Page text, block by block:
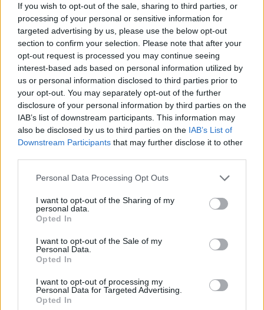
If you wish to opt-out of the sale, sharing to third parties, or
processing of your personal or sensitive information for
targeted advertising by us, please use the below opt-out
section to confirm your selection. Please note that after your
opt-out request is processed you may continue seeing
interest-based ads based on personal information utilized by
us or personal information disclosed to third parties prior to
your opt-out. You may separately opt-out of the further
disclosure of your personal information by third parties on the
IAB’s list of downstream participants. This information may
also be disclosed by us to third parties on the IAB’s List of
Downstream Participants that may further disclose it to other
Personal Data Processing Opt Outs
I want to opt-out of the Sharing of my
personal data.
Opted In
I want to opt-out of the Sale of my
Personal Data.
Opted In
I want to opt-out of processing my
Personal Data for Targeted Advertising.
Opted In
euro.
Lo svizzero non è più indispensabile nello
scacchiere nerazzurro dimister Mancini,
sovrastato nelle prestazioni in campo dalla
ritrovata forma di
Hernanes .
Shaqirinei primi sei mesi all'Interha
collezionato
15 presenze
in campionato,
andandoa segno solo una volta(in trasferta
contro l'Atalanta su rigore).
Autore